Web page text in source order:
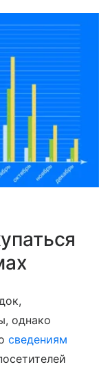
однако
сведениям